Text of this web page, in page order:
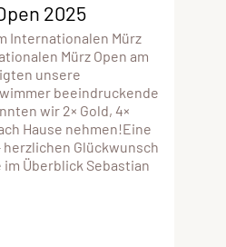
2025
Internationalen Mürz
Mürz Open am
unsere
beeindruckende
wir 2× Gold, 4×
Hause nehmen!Eine
Glückwunsch
Überblick Sebastian